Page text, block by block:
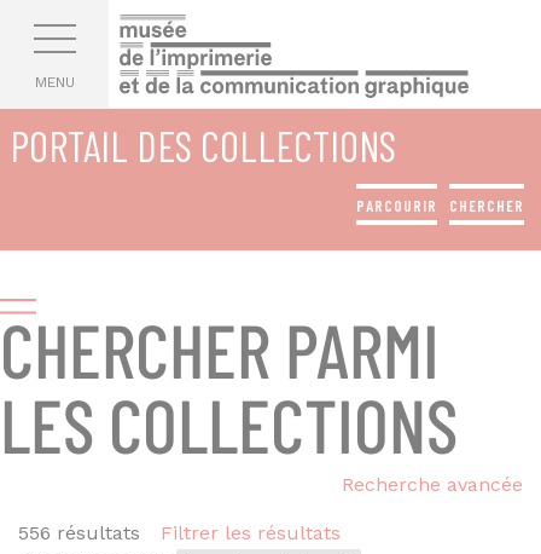
Aller au contenu principal
MENU
PORTAIL DES COLLECTIONS
CHERCHER
PARCOURIR
CHERCHER PARMI
LES COLLECTIONS
Recherche avancée
556 résultats Filtrer les résultats